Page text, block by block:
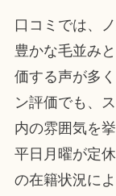
口コミでは、
豊かな毛並み
価する声が多
ン評価でも、
内の雰囲気を
平日月曜が定
の在籍状況に